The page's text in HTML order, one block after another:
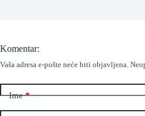
Komentar:
Vaša adresa e-pošte neće biti objavljena.
Ime*